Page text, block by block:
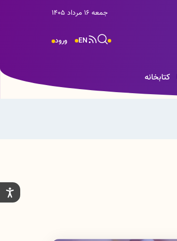
جمعه 16 مرداد 1405
ورود EN
کتابخانه